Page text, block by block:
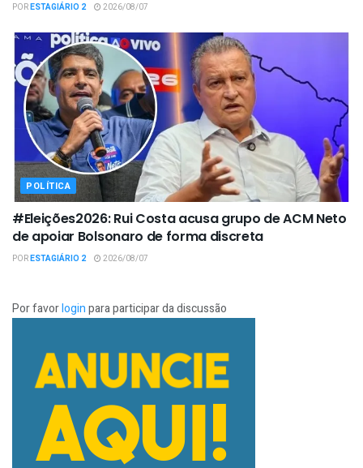
PORESTAGIÁRIO 2 2026/08/07
POLÍTICA
#Eleições2026: Rui Costa acusa grupo de ACM Neto
de apoiar Bolsonaro de forma discreta
PORESTAGIÁRIO 2 2026/08/07
Por favorloginpara participar da discussão